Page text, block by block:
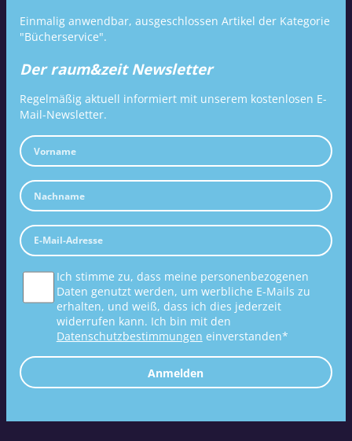
Einmalig anwendbar, ausgeschlossen Artikel der Kategorie
"Bücherservice".
Der raum&zeit Newsletter
Regelmäßig aktuell informiert mit unserem kostenlosen E-
Mail-Newsletter.
Ich stimme zu, dass meine personenbezogenen
Daten genutzt werden, um werbliche E-Mails zu
erhalten, und weiß, dass ich dies jederzeit
widerrufen kann. Ich bin mit den
Datenschutzbestimmungen einverstanden*
Anmelden